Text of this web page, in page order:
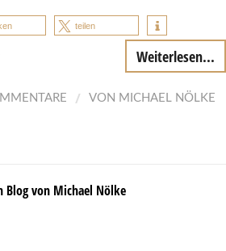
teilen
Weiterlesen...
/ VON MICHAEL NÖLKE
Blog von Michael Nölke